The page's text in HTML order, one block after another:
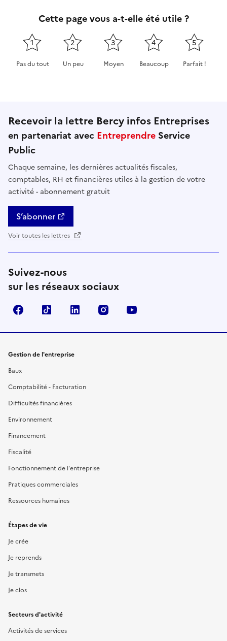
Cette page vous a-t-elle été utile ?
1
Pas du tout
2
Un peu
3
Moyen
4
Beaucoup
5
Parfait !
Recevoir la lettre Bercy infos Entreprises
en partenariat avec Entreprendre Service
Public
Chaque semaine, les dernières actualités fiscales,
comptables, RH et financières utiles à la gestion de votre
activité - abonnement gratuit
S’abonner
Voir toutes les lettres
Suivez-nous
sur les réseaux sociaux
FacebookTikTok Linkedin Instagram
Gestion de l'entreprise
Baux
Comptabilité - Facturation
Difficultés financières
Environnement
Financement
Fiscalité
Fonctionnement de l'entreprise
Pratiques commerciales
Ressources humaines
Étapes de vie
Je crée
Je reprends
Je transmets
Je clos
Secteurs d'activité
Activités de services